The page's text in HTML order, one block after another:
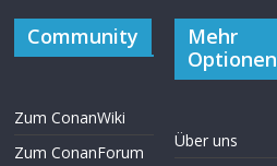
Community
Zum ConanWiki
Zum ConanForum
Mehr
Optionen
Über uns